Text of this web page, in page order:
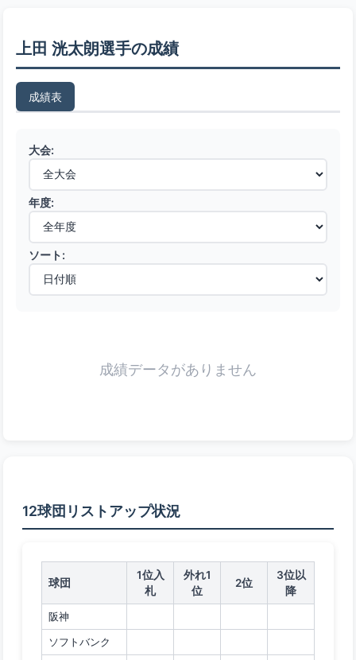
上田 洸太朗選手の成績
成績表
大会:
年度:
ソート:
成績データがありません
12球団リストアップ状況
球団
1位入
札
外れ1
位
2位
3位以
降
阪神
ソフトバンク